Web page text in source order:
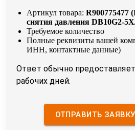
Артикул товара: R900775477 (
снятия давления DB10G2-
Требуемое количество
Полные реквизиты вашей
ИНН, контактные данные)
Ответ обычно
рабочих дней.
ОТПРАВИТЬ ЗАЯВКУ